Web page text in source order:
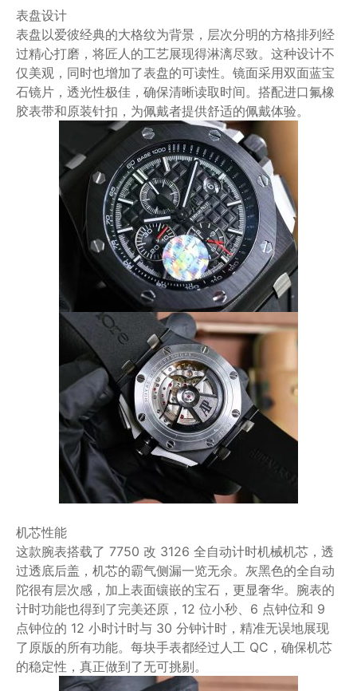
表盘设计
表盘以爱彼经典的大格纹为背景，层次分明的方格排列经
过精心打磨，将匠人的工艺展现得淋漓尽致。这种设计不
仅美观，同时也增加了表盘的可读性。镜面采用双面蓝宝
石镜片，透光性极佳，确保清晰读取时间。搭配进口氟橡
胶表带和原装针扣，为佩戴者提供舒适的佩戴体验。
机芯性能
这款腕表搭载了 7750 改 3126 全自动计时机械机芯，透
过透底后盖，机芯的霸气侧漏一览无余。灰黑色的全自动
陀很有层次感，加上表面镶嵌的宝石，更显奢华。腕表的
计时功能也得到了完美还原，12 位小秒、6 点钟位和 9
点钟位的 12 小时计时与 30 分钟计时，精准无误地展现
了原版的所有功能。每块手表都经过人工 QC，确保机芯
的稳定性，真正做到了无可挑剔。